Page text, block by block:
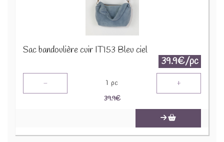
Sac bandoulière cuir IT153 Bleu ciel
39.9€/pc
- 1 pc +
39.9€